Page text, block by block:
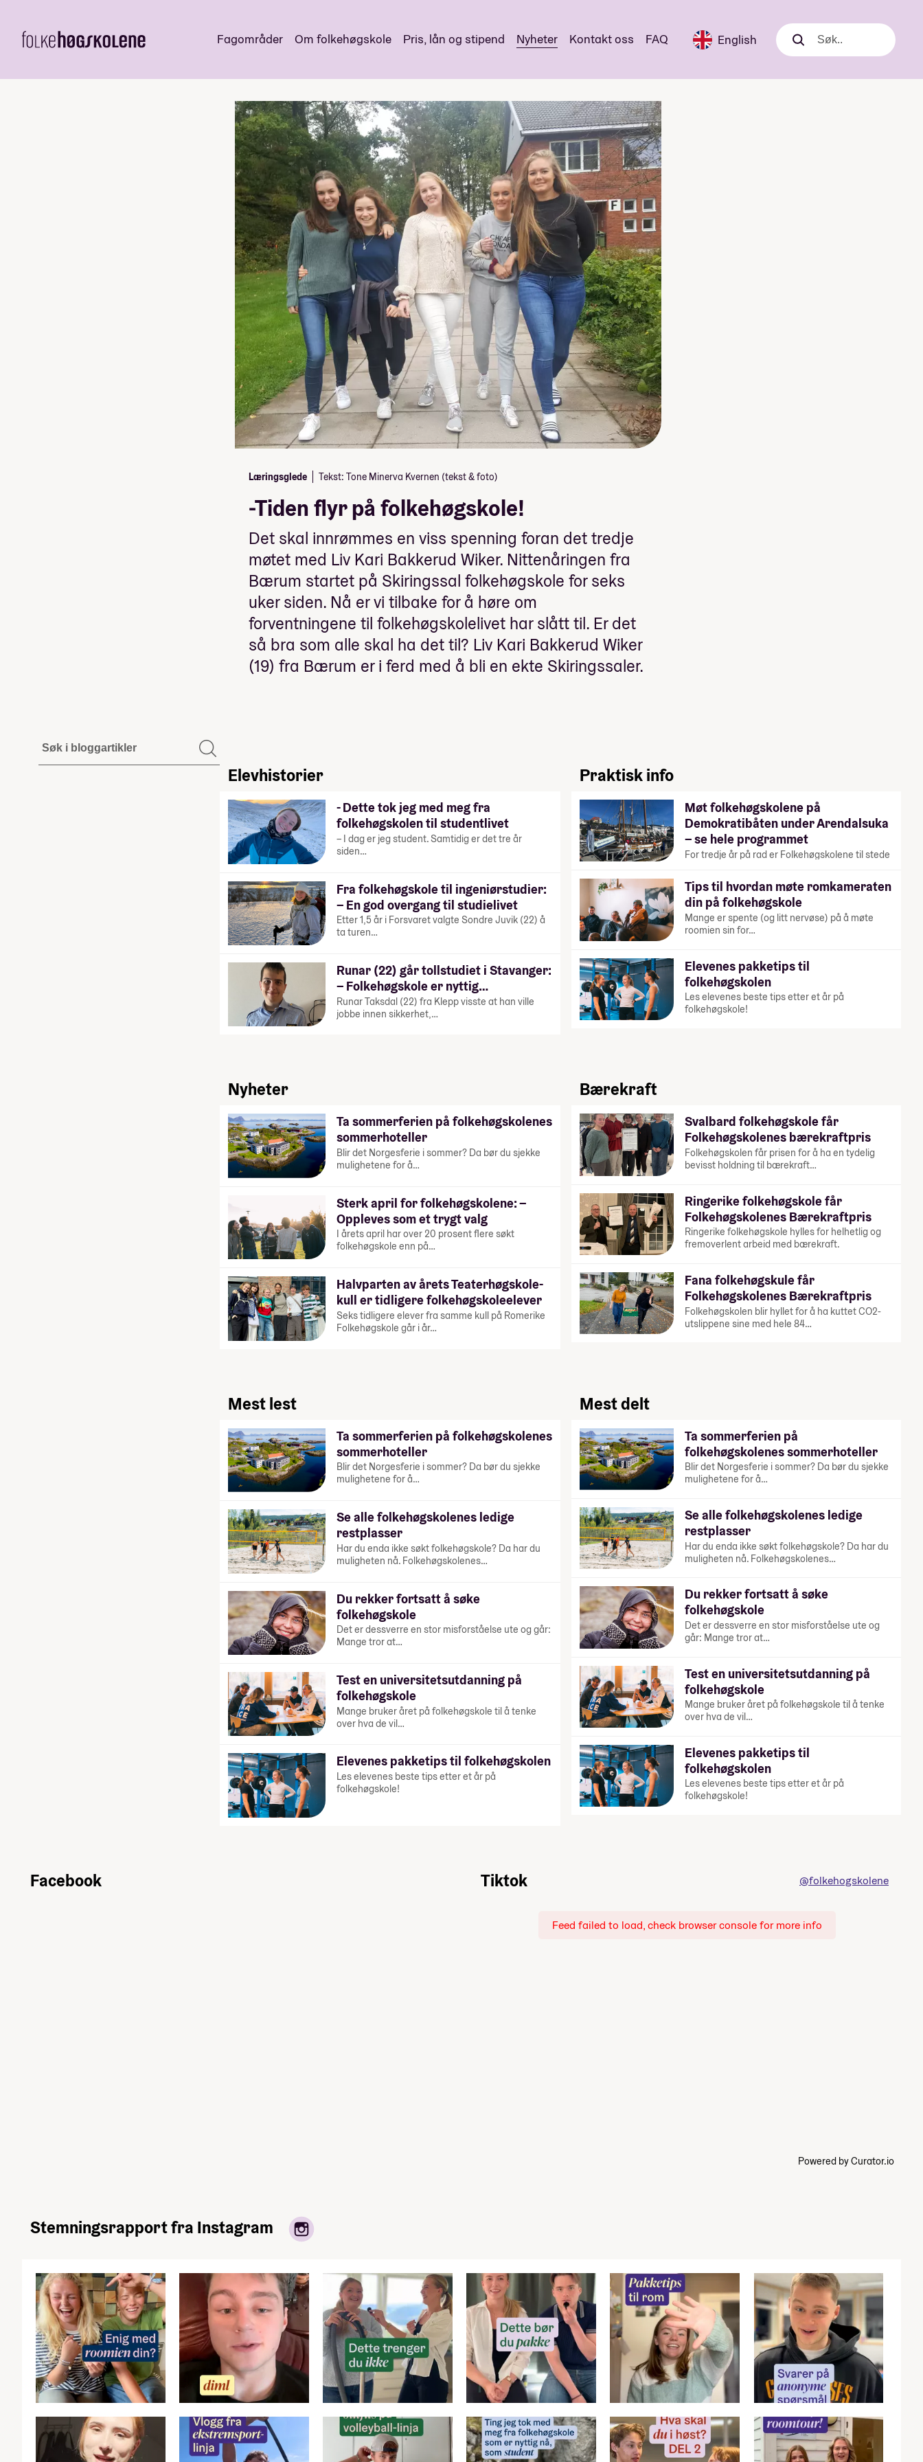
Fagområder Om folkehøgskole Pris, lån og stipend Nyheter Kontakt oss FAQ English Søk
Søk
Læringsglede Tekst: Tone Minerva Kvernen (tekst & foto)
-Tiden flyr på folkehøgskole!
Det skal innrømmes en viss spenning foran det tredje
møtet med Liv Kari Bakkerud Wiker. Nittenåringen fra
Bærum startet på Skiringssal folkehøgskole for seks
uker siden. Nå er vi tilbake for å høre om
forventningene til folkehøgskolelivet har slått til. Er det
så bra som alle skal ha det til? Liv Kari Bakkerud Wiker
(19) fra Bærum er i ferd med å bli en ekte Skiringssaler.
Elevhistorier
- Dette tok jeg med meg fra
folkehøgskolen til studentlivet
– I dag er jeg student. Samtidig er det tre år
siden…
Fra folkehøgskole til ingeniørstudier:
– En god overgang til studielivet
Etter 1,5 år i Forsvaret valgte Sondre Juvik (22) å
ta turen…
Runar (22) går tollstudiet i Stavanger:
– Folkehøgskole er nyttig…
Runar Taksdal (22) fra Klepp visste at han ville
jobbe innen sikkerhet,…
Praktisk info
Møt folkehøgskolene på
Demokratibåten under Arendalsuka
– se hele programmet
For tredje år på rad er Folkehøgskolene til stede
Tips til hvordan møte romkameraten
din på folkehøgskole
Mange er spente (og litt nervøse) på å møte
roomien sin for…
Elevenes pakketips til
folkehøgskolen
Les elevenes beste tips etter et år på
folkehøgskole!
Nyheter
Ta sommerferien på folkehøgskolenes
sommerhoteller
Blir det Norgesferie i sommer? Da bør du sjekke
mulighetene for å…
Sterk april for folkehøgskolene: –
Oppleves som et trygt valg
I årets april har over 20 prosent flere søkt
folkehøgskole enn på…
Halvparten av årets Teaterhøgskole-
kull er tidligere folkehøgskoleelever
Seks tidligere elever fra samme kull på Romerike
Folkehøgskole går i år…
Bærekraft
Svalbard folkehøgskole får
Folkehøgskolenes bærekraftpris
Folkehøgskolen får prisen for å ha en tydelig
bevisst holdning til bærekraft…
Ringerike folkehøgskole får
Folkehøgskolenes Bærekraftpris
Ringerike folkehøgskole hylles for helhetlig og
fremoverlent arbeid med bærekraft.
Fana folkehøgskule får
Folkehøgskolenes Bærekraftpris
Folkehøgskolen blir hyllet for å ha kuttet CO2-
utslippene sine med hele 84…
Mest lest
Ta sommerferien på folkehøgskolenes
sommerhoteller
Blir det Norgesferie i sommer? Da bør du sjekke
mulighetene for å…
Se alle folkehøgskolenes ledige
restplasser
Har du enda ikke søkt folkehøgskole? Da har du
muligheten nå. Folkehøgskolenes…
Du rekker fortsatt å søke
folkehøgskole
Det er dessverre en stor misforståelse ute og går:
Mange tror at…
Test en universitetsutdanning på
folkehøgskole
Mange bruker året på folkehøgskole til å tenke
over hva de vil…
Elevenes pakketips til folkehøgskolen
Les elevenes beste tips etter et år på
folkehøgskole!
Mest delt
Ta sommerferien på
folkehøgskolenes sommerhoteller
Blir det Norgesferie i sommer? Da bør du sjekke
mulighetene for å…
Se alle folkehøgskolenes ledige
restplasser
Har du enda ikke søkt folkehøgskole? Da har du
muligheten nå. Folkehøgskolenes…
Du rekker fortsatt å søke
folkehøgskole
Det er dessverre en stor misforståelse ute og
går: Mange tror at…
Test en universitetsutdanning på
folkehøgskole
Mange bruker året på folkehøgskole til å tenke
over hva de vil…
Elevenes pakketips til
folkehøgskolen
Les elevenes beste tips etter et år på
folkehøgskole!
Facebook Tiktok @folkehogskolene
Feed failed to load, check browser console for more info
Powered by Curator.io
Stemningsrapport fra Instagram